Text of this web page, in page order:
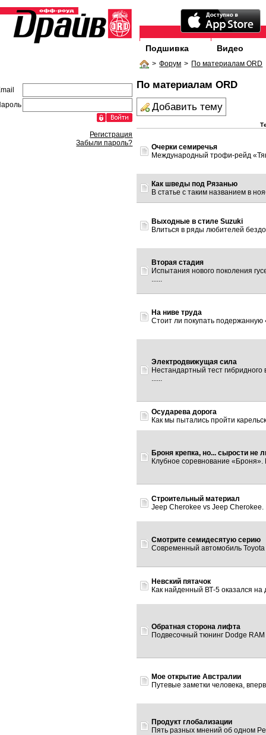
Подшивка Видео
> Форум > По материалам ORD
По материалам ORD
Добавить тему
Очерки семиречья
Международный трофи-рейд
Как шведы под Рязанью
В статье с таким названием в
Выходные в стиле Suzuki
Влиться в ряды любителей
Вторая стадия
Испытания нового поколения
На ниве труда
Стоит ли покупать
Электродвижущая сила
Нестандартный тест
Осударева дорога
Как мы пытались пройти
Броня крепка, но... сырости не
Клубное соревнование «Броня».
Строительный материал
Jeep Cherokee vs Jeep Cherokee.
Смотрите семидесятую серию
Современный автомобиль
Невский пятачок
Как найденный ВТ-5 оказался на
Обратная сторона лифта
Подвесочный тюнинг Dodge
Мое открытие Австралии
Путевые заметки человека,
Продукт глобализации
Пять разных мнений об одном
Регистрация
Забыли пароль?